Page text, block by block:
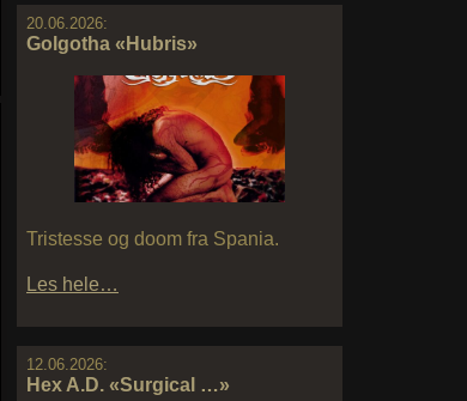
20.06.2026:
Golgotha «Hubris»
Tristesse og doom fra Spania.
Les hele…
12.06.2026:
Hex A.D. «Surgical …»